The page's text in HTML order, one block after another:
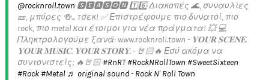
@rocknroll.town 🆂🅴🅰🆂🅾🅽 1️⃣6️⃣ Διακοπές 🌊, συναυλίες
🎫, μπύρες 🍻... τσεκ! ✅️ Επιστρέφουμε πιο δυνατοί, πιο
rock, πιο metal και έτοιμοι για νέα πράγματα! 💥 💻
Πληκτρολογούμε ξανά: www.rocknroll.town - 𝐘𝐎𝐔𝐑 𝐒𝐂𝐄𝐍𝐄.
𝐘𝐎𝐔𝐑 𝐌𝐔𝐒𝐈𝐂. 𝐘𝐎𝐔𝐑 𝐒𝐓𝐎𝐑𝐘. - 🤘🏻🔥 Εσύ ακόμα να
συντονιστείς; 🔥🤘🏻#RnRT #RockNRollTown #SweetSixteen
#Rock #Metal ♬ original sound - Rock N' Roll Town